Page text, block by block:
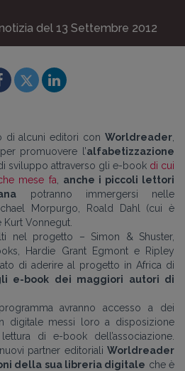
del 13 Settembre 2012
di alcuni editori con Worldreader
promuovere l’alfabetizzazione
sviluppo attraverso gli e-book di cui
mese fa
anche i piccoli lettori
potranno immergersi nelle
Morpurgo, Roald Dahl (cui è
Vonnegut.
nel progetto – Simon & Shuster,
Hardie Grant Egmont e Ripley
di aderire al progetto in Africa di
e-book dei maggiori autori di
avranno accesso a dei
digitale messi loro a disposizione
di e-book dell’associazione.
partner editoriali Worldreader
della sua libreria digitale che è